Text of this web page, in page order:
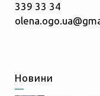
339 33 34
Новини